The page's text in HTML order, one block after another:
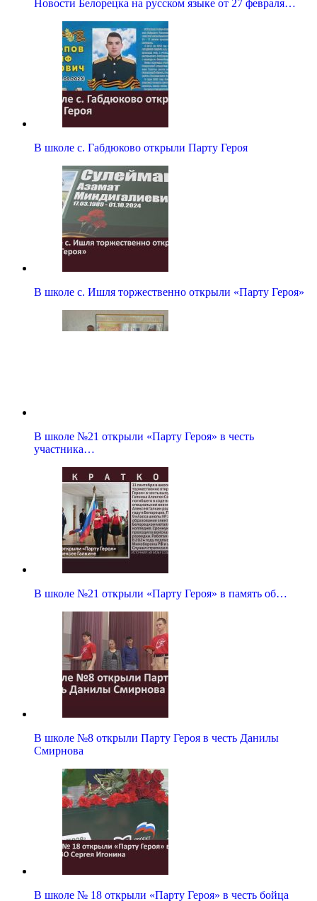
Новости Белорецка на русском языке от 27 февраля…
В школе с. Габдюково открыли Парту Героя
В школе с. Ишля торжественно открыли «Парту Героя»
В школе №21 открыли «Парту Героя» в честь
участника…
В школе №21 открыли «Парту Героя» в память об…
В школе №8 открыли Парту Героя в честь Данилы
Смирнова
В школе № 18 открыли «Парту Героя» в честь бойца